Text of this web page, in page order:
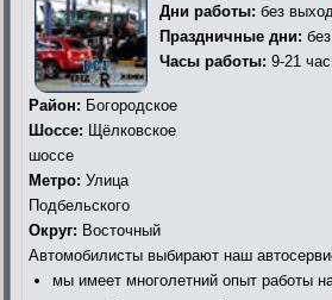
Дни работы: без
Праздничные дни:
Часы работы: 9-21 час.
Район: Богородское
Шоссе: Щёлковское
шоссе
Метро: Улица
Подбельского
Округ: Восточный
Автомобилисты выбирают наш
мы имеет многолетний опыт работы